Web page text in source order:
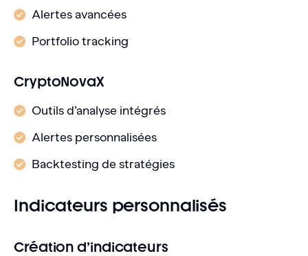
Alertes avancées
Portfolio tracking
CryptoNovaX
Outils d’analyse intégrés
Alertes personnalisées
Backtesting de stratégies
Indicateurs personnalisés
Création d’indicateurs